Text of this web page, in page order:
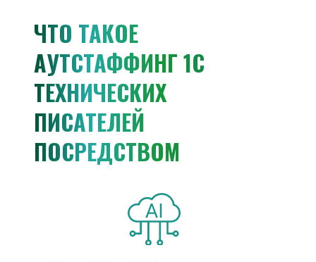
ЧТО ТАКОЕ
АУТСТАФФИНГ 1С
ТЕХНИЧЕСКИХ
ПИСАТЕЛЕЙ
ПОСРЕДСТВОМ